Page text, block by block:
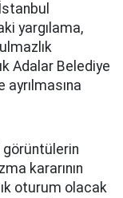
yargılama,
Adalar Belediye
ayrılmasına
görüntülerin
kararının
oturum olacak